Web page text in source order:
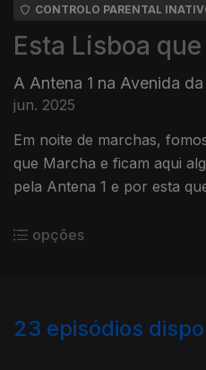
CONTROLO PARENTAL
Esta Lisboa
A Antena 1 na Avenida
jun. 2025
Em noite de marchas,
que Marcha e ficam aqui
pela Antena 1 e por esta
opções
23 episódios